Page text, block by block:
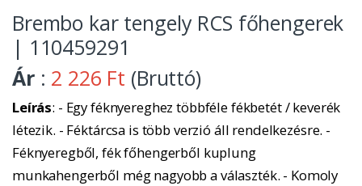
Brembo kar tengely RCS főhengerek
| 110459291
Ár : 2 226 Ft (Bruttó)
Leírás: - Egy féknyereghez többféle fékbetét / keverék
létezik. - Féktárcsa is több verzió áll rendelkezésre. -
Féknyeregből, fék főhengerből kuplung
munkahengerből még nagyobb a választék. - Komoly